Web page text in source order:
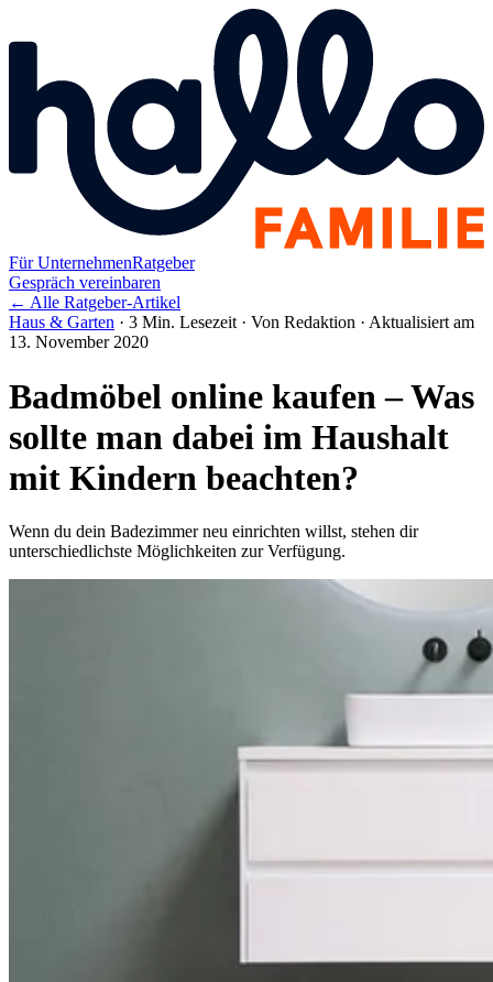
Für UnternehmenRatgeber
Gespräch vereinbaren
← Alle Ratgeber-Artikel
Haus & Garten · 3 Min. Lesezeit · Von Redaktion · Aktualisiert am
13. November 2020
Badmöbel online kaufen – Was
sollte man dabei im Haushalt
mit Kindern beachten?
Wenn du dein Badezimmer neu einrichten willst, stehen dir
unterschiedlichste Möglichkeiten zur Verfügung.